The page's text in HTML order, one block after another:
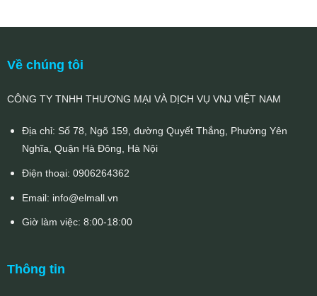
Về chúng tôi
CÔNG TY TNHH THƯƠNG MẠI VÀ DỊCH VỤ VNJ VIỆT NAM
Địa chỉ: Số 78, Ngõ 159, đường Quyết Thắng, Phường Yên
Nghĩa, Quận Hà Đông, Hà Nội
Điện thoại: 0906264362
Email: info@elmall.vn
Giờ làm việc: 8:00-18:00
Thông tin